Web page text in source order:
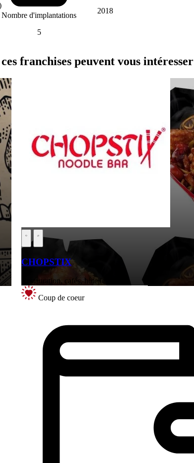
Nombre d'implantations
5
2018
franchises peuvent vous intéresser
CHOPSTIX
Restauration, cafés, hôtellerie
Coup de coeur